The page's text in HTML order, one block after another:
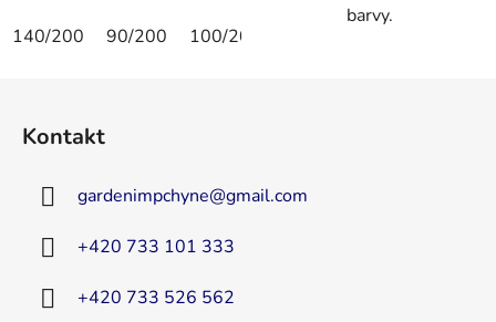
140/200 90/200 100/200
barvy.
Kontakt
gardenimpchyne@gmail.com
+420 733 101 333
+420 733 526 562